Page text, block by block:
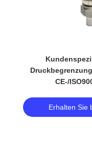
CE-/
Erhalten Sie